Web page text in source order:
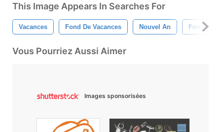
This Image Appears In Searches For
Vacances Fond De Vacances Nouvel An Fond
Vous Pourriez Aussi Aimer
Images sponsorisées